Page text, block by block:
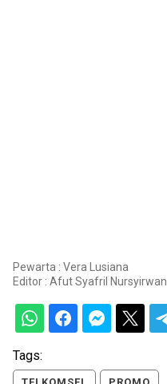
Pewarta : Vera Lusiana
Editor : Afut Syafril Nursyirwan
Tags: